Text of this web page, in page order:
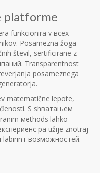
platforme
funkcionira v всех
Posamezna žoga
števil, sertificirane z
Transparentnost
posameznega
matematične lepote,
S shватањем
мethods lahko
pa užije znotraj
labirinт возможностей.